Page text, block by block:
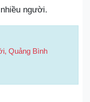
người.
Quảng Bình